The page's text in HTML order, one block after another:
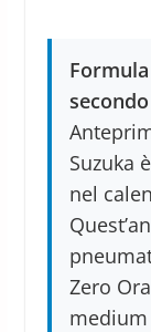
Suzuka
nel
Zero
medium